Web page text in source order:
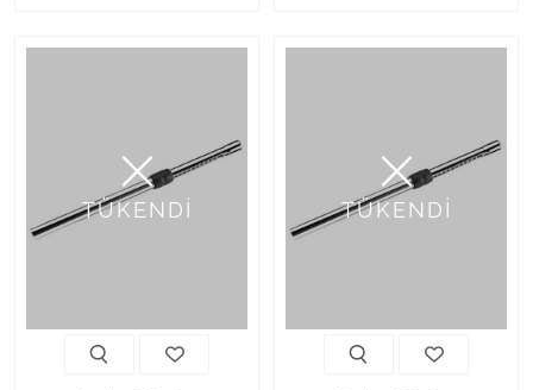
TÜKENDİ TÜKENDİ